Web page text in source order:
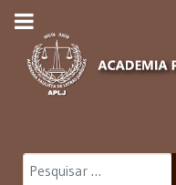
Pesquisar